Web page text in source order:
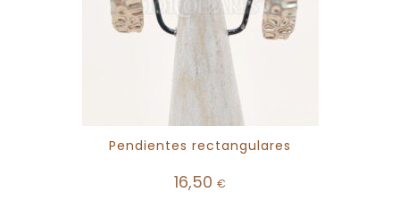
Pendientes rectangulares
16,50 €